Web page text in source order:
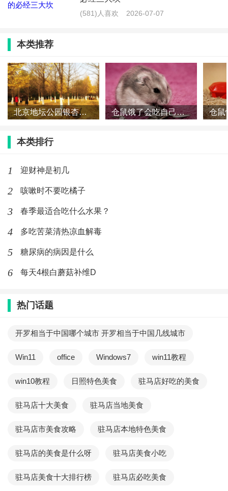
将炸面酱装入干净、干燥的瓶子中，并严密封口。保存在阴
凉干燥的地方，以免受潮变质。
炸面酱的功效
炸面酱含有大量的蛋白质、脂肪、碳水化合物等营养物质。
炸面酱可以用于各种菜品的调味，如炒菜、卤菜、火锅等。
此外，还可以用来做汤底、拌面等。
炸面酱应该保存在阴凉干燥处，避免阳光直射和高温潮湿。
开封后，应该尽快食用，并密封保存。
手工制作炸面酱，可以控制材料的用量和质量，保证健康和
面酱的制作方法和技巧，享受美食的同时也保护身体健康。
(581)人喜欢 2026-07-07
本类推荐
北京地坛公园银杏什么时候黄 地坛公园银杏大道怎么走 仓鼠饿了会吃自己的孩子吗 仓鼠会吃同伴吗
本类排行
1 迎财神是初几
2 咳嗽时不要吃橘子
3 春季最适合吃什么水果？
4 多吃苦菜清热凉血解毒
5 糖尿病的病因是什么
6 每天4根白蘑菇补维D
热门话题
开罗相当于中国哪个城市 开罗相当于中国几线城市
Win11 office Windows7 win11教程
win10教程 日照特色美食 驻马店好吃的美食
驻马店十大美食 驻马店当地美食
驻马店市美食攻略 驻马店本地特色美食
驻马店的美食是什么呀 驻马店美食小吃
驻马店美食十大排行榜 驻马店必吃美食